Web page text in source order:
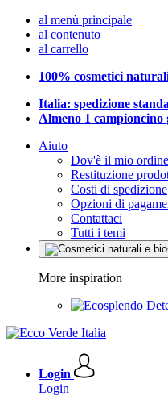
al menù principale
al contenuto
al carrello
100% cosmetici
Italia: spedizione
Almeno 1 campioncino
Aiuto
Dov'è il mio
Restituzione
Costi di spedizione
Opzioni di
Contattaci
Tutti i temi
More inspiration
Login
Login